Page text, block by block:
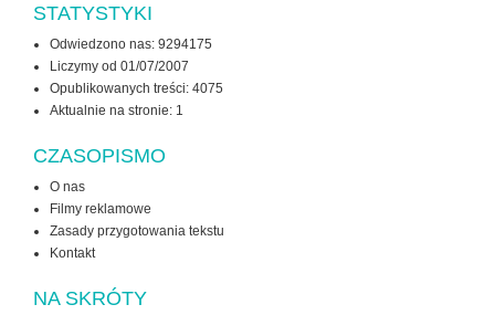
STATYSTYKI
Odwiedzono nas: 9294175
Liczymy od 01/07/2007
Opublikowanych treści: 4075
Aktualnie na stronie: 1
CZASOPISMO
O nas
Filmy reklamowe
Zasady przygotowania tekstu
Kontakt
NA SKRÓTY